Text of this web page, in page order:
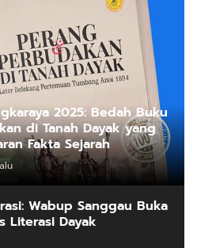
2025: Bedah Buku
di Tanah Dayak yang
Fakta Sejarah
Wabup Sanggau Buka
Literasi Dayak